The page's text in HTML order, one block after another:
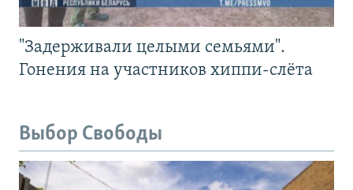
"Задерживали целыми семьями".
Гонения на участников хиппи-слёта
Выбор Свободы